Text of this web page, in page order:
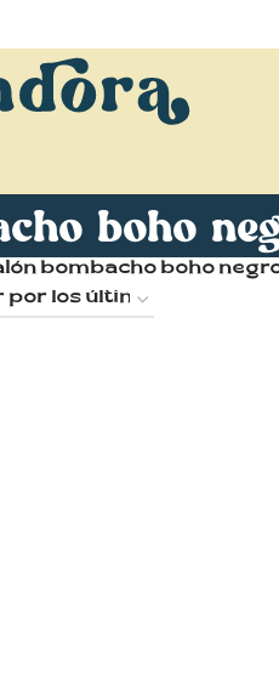
boho
bombacho boho